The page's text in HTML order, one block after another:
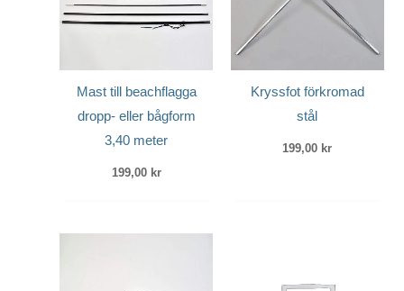
Mast till beachflagga
dropp- eller bågform
3,40 meter
199,00 kr
Kryssfot förkromad
stål
199,00 kr